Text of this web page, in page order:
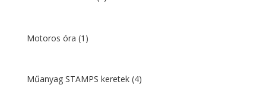
Motoros óra (1)
Műanyag STAMPS keretek (4)